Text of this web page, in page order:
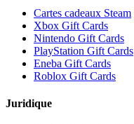
Cartes cadeaux Steam
Xbox Gift Cards
Nintendo Gift Cards
PlayStation Gift Cards
Eneba Gift Cards
Roblox Gift Cards
Juridique